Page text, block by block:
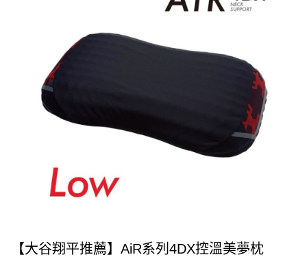
【大谷翔平推薦】AiR系列4DX控溫美夢枕